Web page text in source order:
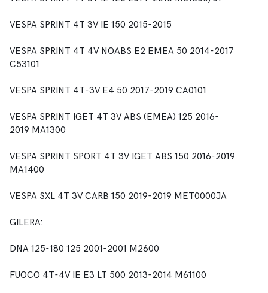
VESPA SPRINT 4T 3V IE 150 2015-2015
VESPA SPRINT 4T 4V NOABS E2 EMEA 50 2014-2017
C53101
VESPA SPRINT 4T-3V E4 50 2017-2019 CA0101
VESPA SPRINT IGET 4T 3V ABS (EMEA) 125 2016-
2019 MA1300
VESPA SPRINT SPORT 4T 3V IGET ABS 150 2016-2019
MA1400
VESPA SXL 4T 3V CARB 150 2019-2019 MET0000JA
GILERA:
DNA 125-180 125 2001-2001 M2600
FUOCO 4T-4V IE E3 LT 500 2013-2014 M61100